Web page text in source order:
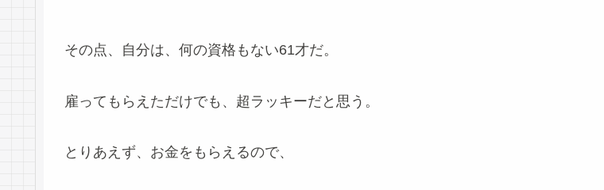
その点、自分は、何の資格もない61才だ。
雇ってもらえただけでも、超ラッキーだと思う。
とりあえず、お金をもらえるので、